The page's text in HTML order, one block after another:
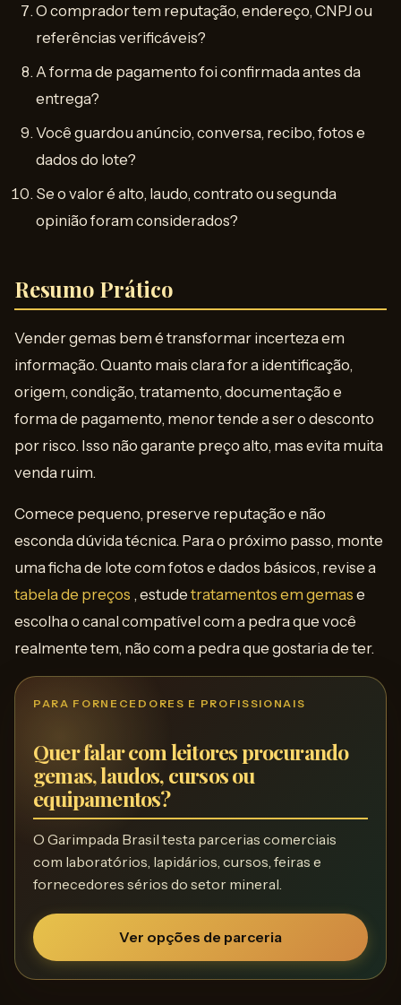
O comprador tem reputação, endereço, CNPJ ou
referências verificáveis?
A forma de pagamento foi confirmada antes da
entrega?
Você guardou anúncio, conversa, recibo, fotos e
dados do lote?
Se o valor é alto, laudo, contrato ou segunda
opinião foram considerados?
Resumo Prático
Vender gemas bem é transformar incerteza em
informação. Quanto mais clara for a identificação,
origem, condição, tratamento, documentação e
forma de pagamento, menor tende a ser o desconto
por risco. Isso não garante preço alto, mas evita muita
venda ruim.
Comece pequeno, preserve reputação e não
esconda dúvida técnica. Para o próximo passo, monte
uma ficha de lote com fotos e dados básicos, revise a
tabela de preços , estude tratamentos em gemas e
escolha o canal compatível com a pedra que você
realmente tem, não com a pedra que gostaria de ter.
PARA FORNECEDORES E PROFISSIONAIS
Quer falar com leitores procurando
gemas, laudos, cursos ou
equipamentos?
O Garimpada Brasil testa parcerias comerciais
com laboratórios, lapidários, cursos, feiras e
fornecedores sérios do setor mineral.
Ver opções de parceria